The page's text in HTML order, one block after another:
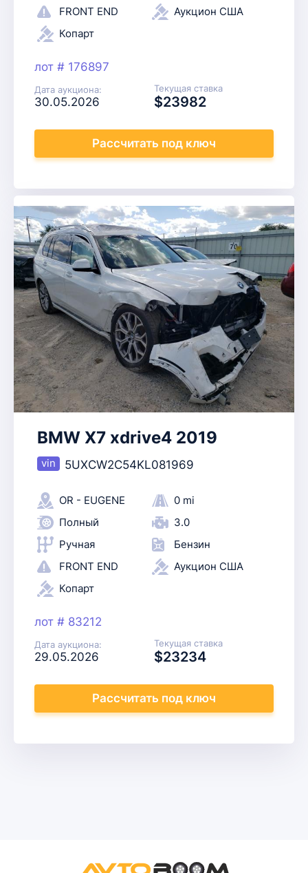
FRONT END
Аукцион США
Копарт
лот # 176897
Дата аукциона:
30.05.2026
Текущая ставка
$23982
Рассчитать под ключ
BMW X7 xdrive4 2019
5UXCW2C54KL081969
OR - EUGENE
0 mi
Полный
3.0
Ручная
Бензин
FRONT END
Аукцион США
Копарт
лот # 83212
Дата аукциона:
29.05.2026
Текущая ставка
$23234
Рассчитать под ключ